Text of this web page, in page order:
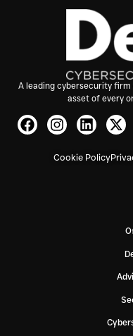
A leading cybersecurity
asset of every
Cookie Policy